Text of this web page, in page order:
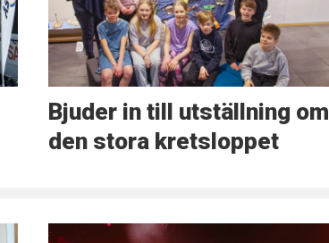
Bjuder in till utställning om
den stora kretsloppet